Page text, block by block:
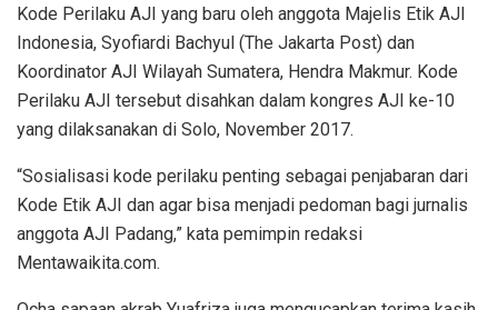
Kode Perilaku AJI yang baru oleh anggota Majelis Etik AJI
Indonesia, Syofiardi Bachyul (The Jakarta Post) dan
Koordinator AJI Wilayah Sumatera, Hendra Makmur. Kode
Perilaku AJI tersebut disahkan dalam kongres AJI ke-10
yang dilaksanakan di Solo, November 2017.
“Sosialisasi kode perilaku penting sebagai penjabaran dari
Kode Etik AJI dan agar bisa menjadi pedoman bagi jurnalis
anggota AJI Padang,” kata pemimpin redaksi
Mentawaikita.com.